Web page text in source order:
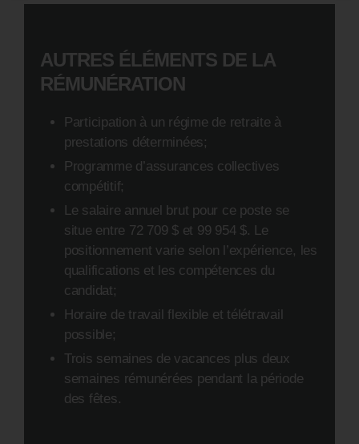
AUTRES ÉLÉMENTS DE LA
RÉMUNÉRATION
Participation à un régime de retraite à
prestations déterminées;
Programme d’assurances collectives
compétitif;
Le salaire annuel brut pour ce poste se
situe entre 72 709 $ et 99 954 $. Le
positionnement varie selon l’expérience, les
qualifications et les compétences du
candidat;
Horaire de travail flexible et télétravail
possible;
Trois semaines de vacances plus deux
semaines rémunérées pendant la période
des fêtes.